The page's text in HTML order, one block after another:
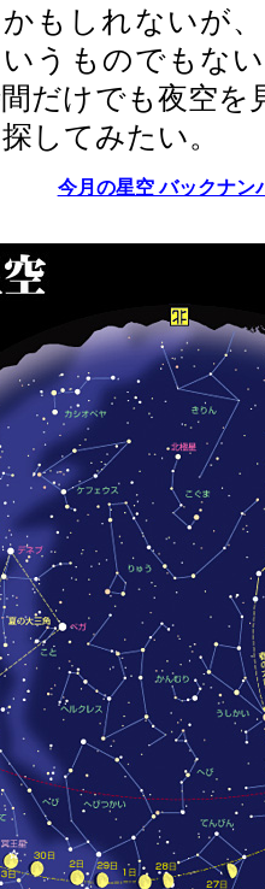
かもしれないが
いうものでもな
だけでも夜空を
してみたい。
今月の星空 バックナン